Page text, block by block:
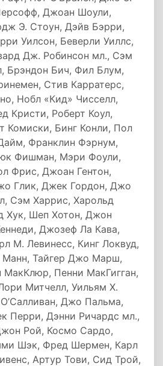
Джоан Шоули,
Э. Стоун, Дэйв Бэрри,
Уилсон, Беверли Уиллс,
Дж. Робинсон мл., Сэм
Брэндон Бич, Фил Блум,
Стив Карратерс,
Нобл «Кид» Чисселл,
Кристи, Роберт Коул,
Комиски, Бинг Конли, Пол
Франклин Фэрнум,
Фишман, Мэри Фоули,
Фрис, Джоан Гентон,
Глик, Джек Гордон, Джо
Сэм Харрис, Харольд
Хук, Шеп Хотон, Джон
Джозеф Ла Кава,
М. Левинесс, Кинг Локвуд,
Манн, Тайгер Джо Марш,
Пенни МакГигган,
Митчелл, Уильям Х.
Джо Пальма,
Перри, Дэнни Ричардс мл.,
Рой, Космо Сардо,
Шэк, Фред Шермен, Карл
Артур Тови, Сид Трой,